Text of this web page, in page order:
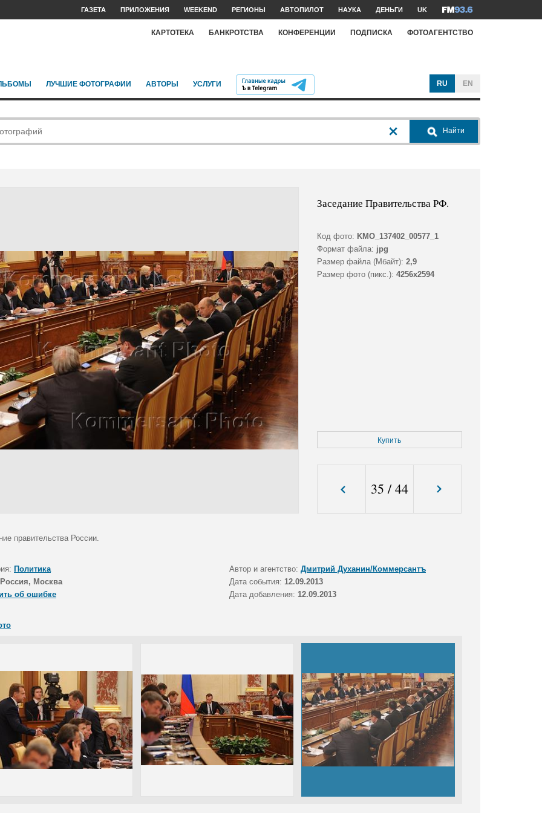
ГАЗЕТА ПРИЛОЖЕНИЯ WEEKEND РЕГИОНЫ АВТОПИЛОТ НАУКА ДЕНЬГИ UK
КАРТОТЕКА БАНКРОТСТВА КОНФЕРЕНЦИИ ПОДПИСКА ФОТОАГЕНТСТВО
ЛУЧШИЕ ФОТОГРАФИИ АВТОРЫ УСЛУГИ RU EN
Найти
Заседание Правительства РФ.
Код фото: KMO_137402_00577_1
Формат файла: jpg
Размер файла (Мбайт): 2,9
Размер фото (пикс.): 4256x2594
Купить
35 /44
правительства России.
Политика Автор и агентство: Дмитрий Духанин/Коммерсантъ
Россия, Москва Дата события: 12.09.2013
об ошибке
Дата добавления: 12.09.2013